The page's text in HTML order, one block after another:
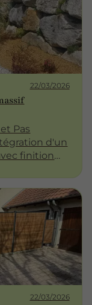
22/03/2026
Pas
d'un
finition
des
22/03/2026